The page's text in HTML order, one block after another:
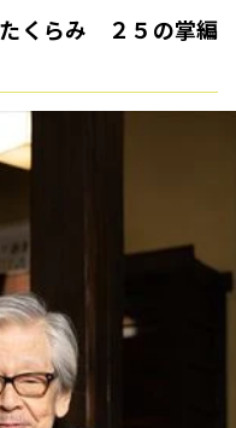
たくらみ ２５の掌編